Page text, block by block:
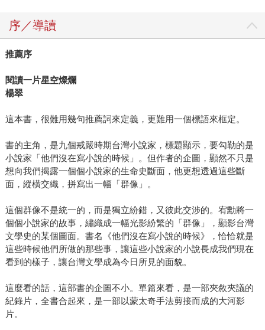
序／導讀
推薦序
閱讀一片星空燦爛
楊翠
這本書，很難用幾句推薦詞來定義，更難用一個標語來框定。
書的主角，是九個戒嚴時期台灣小說家，標題顯示，要勾勒的是
小說家「他們沒在寫小說的時候」。但作者的企圖，顯然不只是
想向我們揭露一個個小說家的生命史斷面，他更想透過這些斷
面，縱橫交織，拼寫出一幅「群像」。
這個群像不是統一的，而是獨立紛錯，又彼此交涉的。宥勳將一
個個小說家的故事，繡織成一幅光影紛繁的「群像」，顯影台灣
文學史的某個圖面。書名《他們沒在寫小說的時候》，恰恰就是
這些時候他們所做的那些事，讓這些小說家的小說長成我們現在
看到的樣子，讓台灣文學成為今日所見的面貌。
這麼看的話，這部書的企圖不小。單篇來看，是一部夾敘夾議的
紀錄片，全書合起來，是一部以蒙太奇手法剪接而成的大河影
片。